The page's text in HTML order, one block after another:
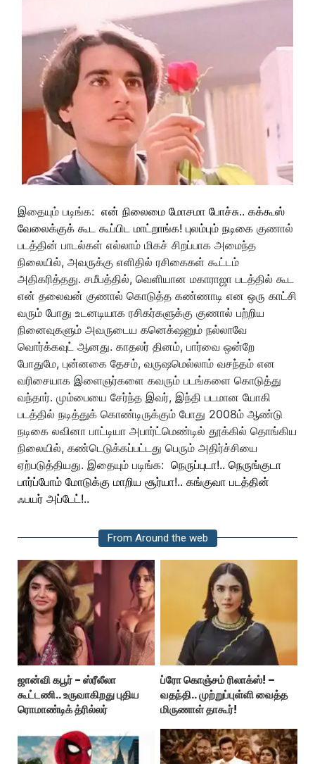
இதையும் படிங்க: என் நிலைமை மோசமா போச்சு.. கக்கூஸ்
வேலைக்குக் கூட கூப்பிட மாட்றாங்க! புலம்பும் நடிகை குணால்
படத்தின் பாடல்கள் எல்லாம் மிகச் சிறப்பாக அமைந்த
நிலையில், அவருக்கு எளிதில் ரசிகைகள் கூட்டம்
அதிகரித்தது. சமீபத்தில், வெளியான மகாராஜா படத்தில் கூட
என் தலைவன் குணால் கொடுத்த கண்ணாடி என ஒரு காட்சி
வரும் போது உடனடியாக ரசிகர்களுக்கு குணால் பற்றிய
நினைவுகளும் அவருடைய கனெக்‌ஷனும் நல்லாவே
வொர்க்கவுட் ஆனது. காதலர் தினம், பார்வை ஒன்றே
போதுமே, புன்னகை தேசம், வருஷமெல்லாம் வசந்தம் என
வரிசையாக இளைஞர்களை கவரும் படங்களை கொடுத்து
வந்தார். மும்பையை சேர்ந்த இவர், இந்தி படமான யோகி
படத்தில் நடித்துக் கொண்டிருக்கும் போது 2008ம் ஆண்டு
நடிகை லவினா பாட்டியா அபார்ட்மெண்டில் தூக்கில் தொங்கிய
நிலையில், கண்டெடுக்கப்பட்டது பெரும் அதிர்ச்சியை
ஏற்படுத்தியது. இதையும் படிங்க: நெருப்புடா!.. நெருங்குடா
பார்ப்போம் மோடுக்கு மாறிய சூர்யா!.. கங்குவா படத்தின்
ஃபயர் அப்டேட்!..
From Around the web
ஜான்வி கபூர் - ஸ்ரீலீலா
கூட்டணி.. உருவாகிறது புதிய
ரொமாண்டிக் த்ரில்லர்
ப்ரோ கொஞ்சம் ரிலாக்ஸ்! –
வதந்தி.. முற்றுப்புள்ளி வைத்த
மிருணாள் தாகூர்!